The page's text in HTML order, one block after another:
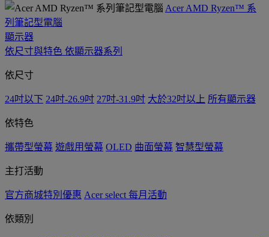
Acer AMD Ryzen™ 系
列筆記型電腦
顯示器
依尺寸與特色 依顯示器系列
依尺寸
24吋以下 24吋-26.9吋 27吋-31.9吋 大於32吋以上 所有顯示器
依特色
攜帶型螢幕 遊戲用螢幕 OLED 曲面螢幕 智慧型螢幕
主打活動
官方商城特別優惠 Acer select 每月活動
依類別